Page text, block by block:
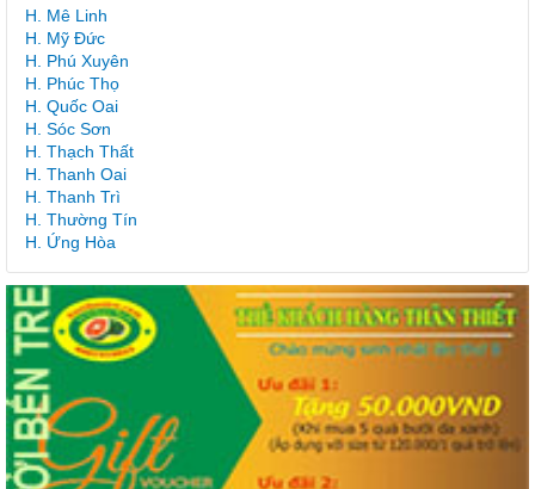
H. Mê Linh
H. Mỹ Đức
H. Phú Xuyên
H. Phúc Thọ
H. Quốc Oai
H. Sóc Sơn
H. Thạch Thất
H. Thanh Oai
H. Thanh Trì
H. Thường Tín
H. Ứng Hòa